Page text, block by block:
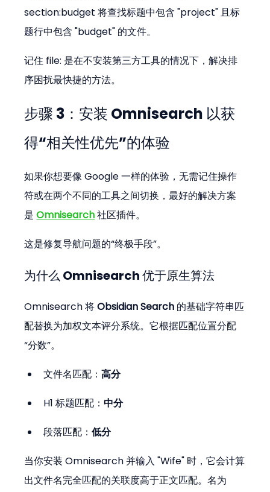
section:budget 将查找标题中包含 "project" 且标
题行中包含 "budget" 的文件。
记住 file: 是在不安装第三方工具的情况下，解决排
序困扰最快捷的方法。
步骤 3：安装 Omnisearch 以获
得“相关性优先”的体验
如果你想要像 Google 一样的体验，无需记住操作
符或在两个不同的工具之间切换，最好的解决方案
是 Omnisearch 社区插件。
这是修复导航问题的“终极手段”。
为什么 Omnisearch 优于原生算法
Omnisearch 将 Obsidian Search 的基础字符串匹
配替换为加权文本评分系统。它根据匹配位置分配
“分数”。
文件名匹配：高分
H1 标题匹配：中分
段落匹配：低分
当你安装 Omnisearch 并输入 "Wife" 时，它会计算
出文件名完全匹配的关联度高于正文匹配。名为